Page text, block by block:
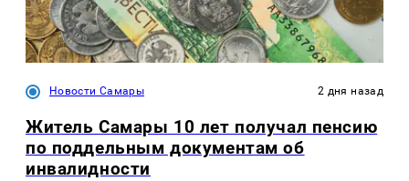
Новости Самары 2 дня назад
Житель Самары 10 лет получал пенсию
по поддельным документам об
инвалидности